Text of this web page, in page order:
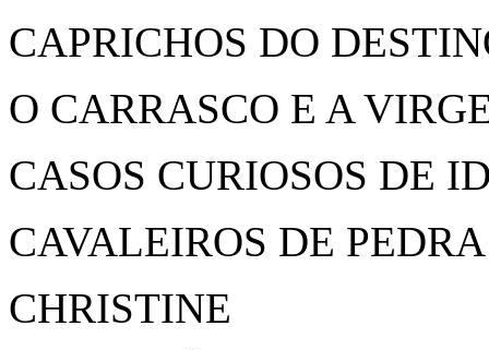
CAPRICHOS DO
O CARRASCO E A
CASOS CURIOSOS DE
CAVALEIROS DE PEDRA
CHRISTINE